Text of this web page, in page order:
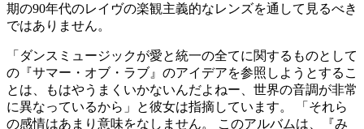
期の90年代のレイヴの楽観主義的なレンズを通して見るべき
ではありません。
「ダンスミュージックが愛と統一の全てに関するものとして
の『サマー・オブ・ラブ』のアイデアを参照しようとするこ
とは、もはやうまくいかないんだよねー、世界の音調が非常
に異なっているから」と彼女は指摘しています。 「それら
の感情はあまり意味をなしません。 このアルバムは、『み